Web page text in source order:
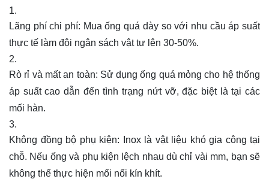
Lãng phí chi phí: Mua ống quá dày so với nhu cầu áp suất
thực tế làm đội ngân sách vật tư lên 30-50%.
Rò rỉ và mất an toàn: Sử dụng ống quá mỏng cho hệ thống
áp suất cao dẫn đến tình trạng nứt vỡ, đặc biệt là tại các
mối hàn.
Không đồng bộ phụ kiện: Inox là vật liệu khó gia công tại
chỗ. Nếu ống và phụ kiện lệch nhau dù chỉ vài mm, bạn sẽ
không thể thực hiện mối nối kín khít.